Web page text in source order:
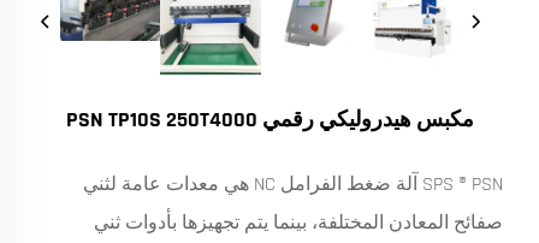
مكبس هيدروليكي رقمي PSN TP10S 250T4000
SPS ® PSN آلة ضغط الفرامل NC هي معدات عامة لثني
صفائح المعادن المختلفة، بينما يتم تجهيزها بأدوات ثني